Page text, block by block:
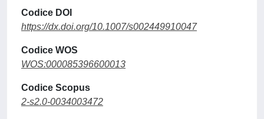
Codice DOI
https://dx.doi.org/10.1007/s002449910047
Codice WOS
WOS:000085396600013
Codice Scopus
2-s2.0-0034003472